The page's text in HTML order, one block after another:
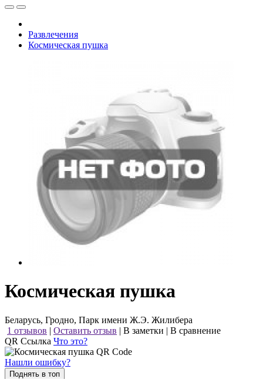
Развлечения
Космическая пушка
Космическая пушка
Беларусь, Гродно, Парк имени Ж.Э. Жилибера
1 отзывов | Оставить отзыв | В заметки | В сравнение
QR Ссылка Что это?
Нашли ошибку?
Поднять в топ